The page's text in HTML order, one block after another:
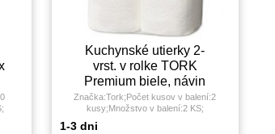
Kuchynské utierky 2-
vrst. v rolke TORK
Premium biele, návin
15,4 m (2 ks)
Značka:Tork;Počet kusov v balení:2
kusy;Množstvo v balení:2 KS;
1-3 dni